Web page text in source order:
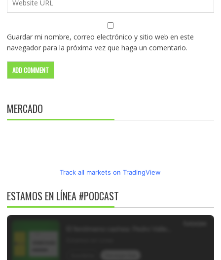
Guardar mi nombre, correo electrónico y sitio web en este
navegador para la próxima vez que haga un comentario.
MERCADO
Track all markets on TradingView
ESTAMOS EN LÍNEA #PODCAST